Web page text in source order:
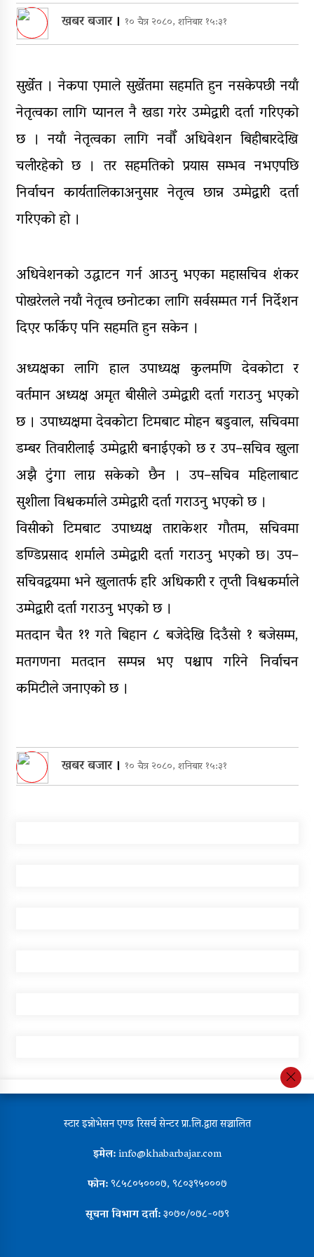
डिभिजन सर्लाहीका प्रमुख र अधिकृत
पक्राउ
मृत्यु, दुई घाइते
घरमाथिबाट पहिरो खसेपछि १३ घरधुरी
स्थानान्तरण
पाँच लाख घुससहित कर अधिकृत
रंगेहात पक्राऊ
खबर बजार। १० चैत्र २०८०, शनिबार १५:३१
सुर्खेत । नेकपा एमाले सुर्खेतमा सहमति हुन नसकेपछी नयाँ
नेतृत्वका लागि प्यानल नै खडा गरेर उम्मेद्वारी दर्ता गरिएको
छ । नयाँ नेतृत्वका लागि नवौँ अधिवेशन बिहीबारदेखि
चलीरहेको छ । तर सहमतिको प्रयास सम्भव नभएपछि
निर्वाचन कार्यतालिकाअनुसार नेतृत्व छान्न उम्मेद्वारी दर्ता
गरिएको हो ।
अधिवेशनको उद्घाटन गर्न आउनु भएका महासचिव शंकर
पोखरेलले नयाँ नेतृत्व छनोटका लागि सर्वसम्मत गर्न निर्देशन
दिएर फर्किए पनि सहमति हुन सकेन ।
अध्यक्षका लागि हाल उपाध्यक्ष कुलमणि देवकोटा र
वर्तमान अध्यक्ष अमृत बीसीले उम्मेद्वारी दर्ता गराउनु भएको
छ । उपाध्यक्षमा देवकोटा टिमबाट मोहन बडुवाल, सचिवमा
डम्बर तिवारीलाई उम्मेद्वारी बनाईएको छ र उप–सचिव खुला
अझै टुंगा लाग्न सकेको छैन । उप–सचिव महिलाबाट
सुशीला विश्वकर्माले उम्मेद्वारी दर्ता गराउनु भएको छ ।
विसीको टिमबाट उपाध्यक्ष ताराकेशर गौतम, सचिवमा
डण्डिप्रसाद शर्माले उम्मेद्वारी दर्ता गराउनु भएको छ। उप–
सचिवद्वयमा भने खुलातर्फ हरि अधिकारी र तृप्ती विश्वकर्माले
उम्मेद्वारी दर्ता गराउनु भएको छ ।
मतदान चैत ११ गते बिहान ८ बजेदेखि दिउँसो १ बजेसम्म,
मतगणना मतदान सम्पन्न भए पश्चाप गरिने निर्वाचन
कमिटीले जनाएको छ ।
खबर बजार। १० चैत्र २०८०, शनिबार १५:३१
स्टार इन्नोभेसन एण्ड रिसर्च सेन्टर प्रा.लि.द्वारा सञ्चालित
इमेल:info@khabarbajar.com
फोन:९८५८०५०००७, ९८०३९५०००७
सूचना विभाग दर्ता:३०७०/०७८-०७९